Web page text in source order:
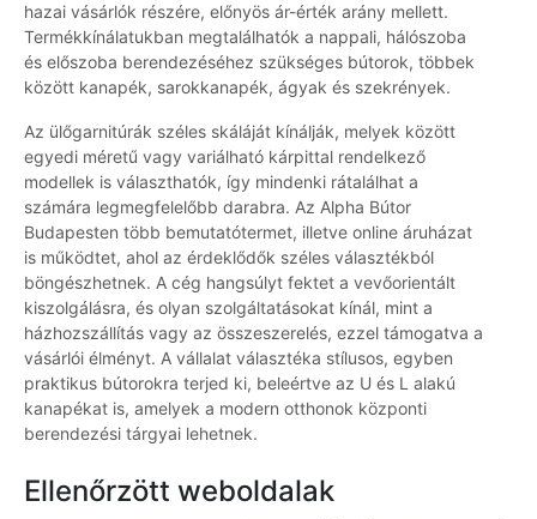
hazai vásárlók részére, előnyös ár-érték arány mellett.
Termékkínálatukban megtalálhatók a nappali, hálószoba
és előszoba berendezéséhez szükséges bútorok, többek
között kanapék, sarokkanapék, ágyak és szekrények.
Az ülőgarnitúrák széles skáláját kínálják, melyek között
egyedi méretű vagy variálható kárpittal rendelkező
modellek is választhatók, így mindenki rátalálhat a
számára legmegfelelőbb darabra. Az Alpha Bútor
Budapesten több bemutatótermet, illetve online áruházat
is működtet, ahol az érdeklődők széles választékból
böngészhetnek. A cég hangsúlyt fektet a vevőorientált
kiszolgálásra, és olyan szolgáltatásokat kínál, mint a
házhozszállítás vagy az összeszerelés, ezzel támogatva a
vásárlói élményt. A vállalat választéka stílusos, egyben
praktikus bútorokra terjed ki, beleértve az U és L alakú
kanapékat is, amelyek a modern otthonok központi
berendezési tárgyai lehetnek.
Ellenőrzött weboldalak